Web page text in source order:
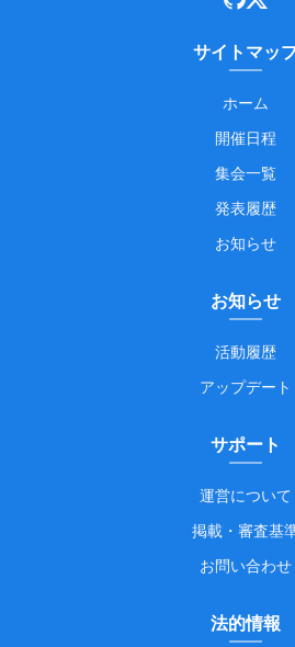
サイトマッ
ホーム
開催日程
集会一覧
発表履歴
お知らせ
お知らせ
活動履歴
アップデート
サポート
運営について
掲載・審査基
お問い合わせ
法的情報